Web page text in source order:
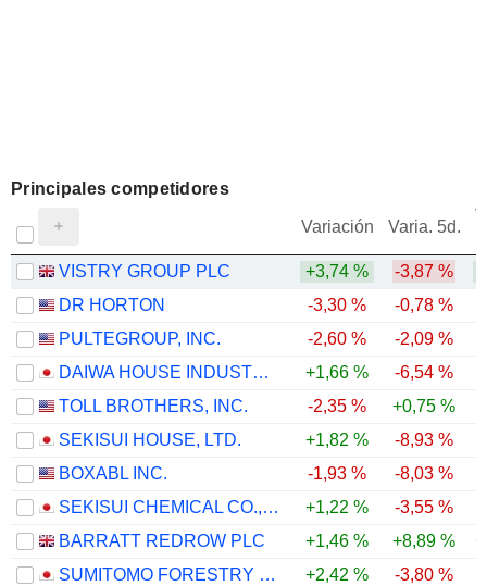
Principales competidores
Variación Varia. 5d.
VISTRY GROUP PLC +3,74 % -3,87 %
DR HORTON
-3,30 % -0,78 %
PULTEGROUP, INC.
-2,60 % -2,09 %
DAIWA HOUSE INDUSTRY CO., LTD.
+1,66 % -6,54 %
TOLL BROTHERS, INC.
-2,35 % +0,75 %
SEKISUI HOUSE, LTD.
+1,82 % -8,93 %
BOXABL INC.
-1,93 % -8,03 %
SEKISUI CHEMICAL CO., LTD.
+1,22 % -3,55 %
BARRATT REDROW PLC
+1,46 % +8,89 %
SUMITOMO FORESTRY CO., LTD.
+2,42 % -3,80 %